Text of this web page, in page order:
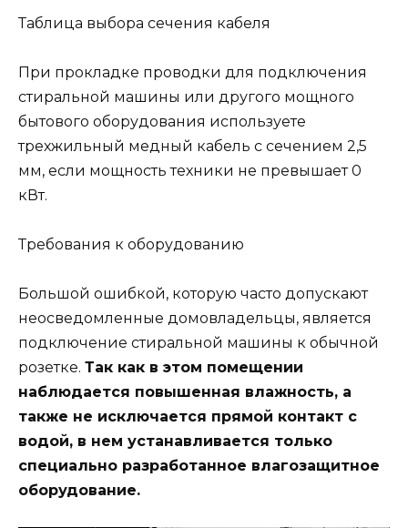
Таблица выбора сечения кабеля
При прокладке проводки для подключения
стиральной машины или другого мощного
бытового оборудования используете
трехжильный медный кабель с сечением 2,5
мм, если мощность техники не превышает 0
кВт.
Требования к оборудованию
Большой ошибкой, которую часто допускают
неосведомленные домовладельцы, является
подключение стиральной машины к обычной
розетке. Так как в этом помещении
наблюдается повышенная влажность, а
также не исключается прямой контакт с
водой, в нем устанавливается только
специально разработанное влагозащитное
оборудование.